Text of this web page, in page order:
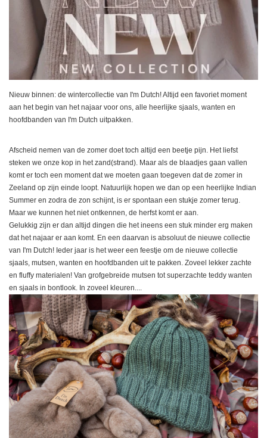
Nieuw binnen: de wintercollectie van I'm Dutch! Altijd een favoriet moment
aan het begin van het najaar voor ons, alle heerlijke sjaals, wanten en
hoofdbanden van I'm Dutch uitpakken.
Afscheid nemen van de zomer doet toch altijd een beetje pijn. Het liefst
steken we onze kop in het zand(strand). Maar als de blaadjes gaan vallen
komt er toch een moment dat we moeten gaan toegeven dat de zomer in
Zeeland op zijn einde loopt. Natuurlijk hopen we dan op een heerlijke Indian
Summer en zodra de zon schijnt, is er spontaan een stukje zomer terug.
Maar we kunnen het niet ontkennen, de herfst komt er aan.
Gelukkig zijn er dan altijd dingen die het ineens een stuk minder erg maken
dat het najaar er aan komt. En een daarvan is absoluut de nieuwe collectie
van I'm Dutch! Ieder jaar is het weer een feestje om de nieuwe collectie
sjaals, mutsen, wanten en hoofdbanden uit te pakken. Zoveel lekker zachte
en fluffy materialen! Van grofgebreide mutsen tot superzachte teddy wanten
en sjaals in bontlook. In zoveel kleuren....